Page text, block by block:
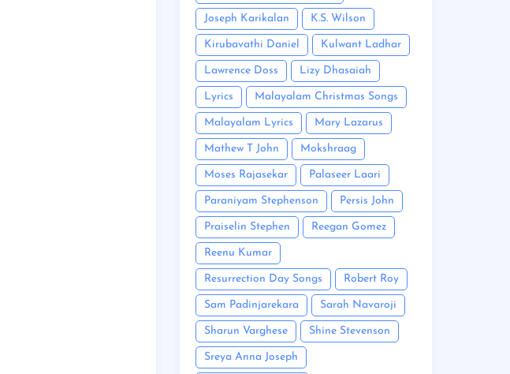
Joseph Karikalan K.S. Wilson
Kirubavathi Daniel Kulwant Ladhar
Lawrence Doss Lizy Dhasaiah
Lyrics Malayalam Christmas Songs
Malayalam Lyrics Mary Lazarus
Mathew T John Mokshraag
Moses Rajasekar Palaseer Laari
Paraniyam Stephenson Persis John
Praiselin Stephen Reegan Gomez
Reenu Kumar
Resurrection Day Songs Robert Roy
Sam Padinjarekara Sarah Navaroji
Sharun Varghese Shine Stevenson
Sreya Anna Joseph